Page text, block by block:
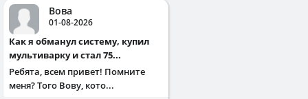
Вова
01-08-2026
Как я обманул систему, купил
мультиварку и стал 75...
Ребята, всем привет! Помните
меня? Того Вову, кото...